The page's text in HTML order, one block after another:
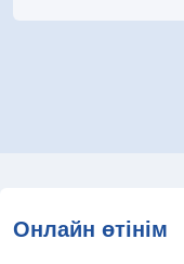
Онлайн өтінім